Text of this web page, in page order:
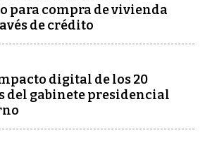
para compra de vivienda
de crédito
digital de los 20
del gabinete presidencial